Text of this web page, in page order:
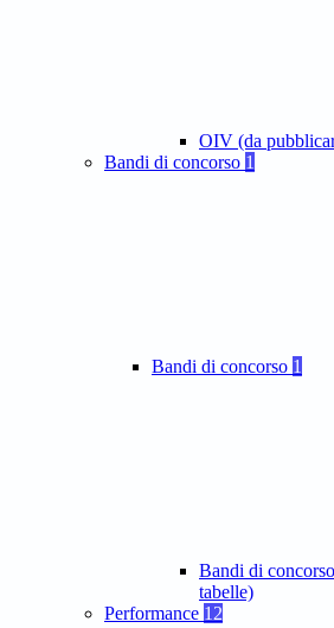
OIV (da
Bandi di concorso 1
Bandi di concorso 1
Bandi di
tabelle)
Performance 12